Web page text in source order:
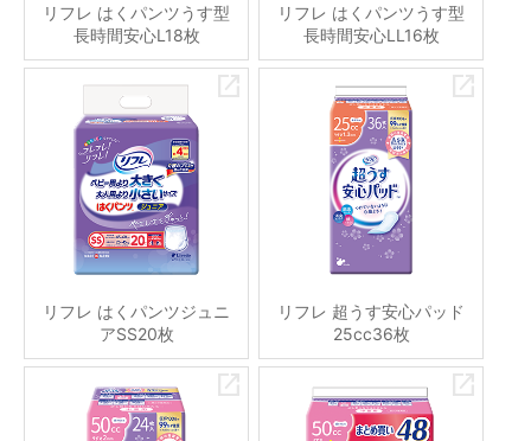
リフレ はくパンツうす型
長時間安心L18枚
リフレ はくパンツうす型
長時間安心LL16枚
リフレ はくパンツジュニ
アSS20枚
リフレ 超うす安心パッド
25cc36枚